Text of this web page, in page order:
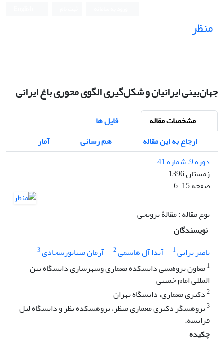
منظر
جهان‌بینی ایرانیان و شکل‌گیری الگوی محوری باغ ایرانی
مشخصات مقاله
فایل ها
ارجاع به این مقاله
هم رسانی
آمار
دوره 9، شماره 41
زمستان 1396
صفحه6-15
نوع مقاله : مقالۀ ترویجی
نویسندگان
ناصر براتی1 آیدا آل هاشمی2 آرمان میناتورسجادی3
1معاون پژوهشی دانشکده معماری وشهرسازی دانشگاه بین
المللی امام خمینی
2دکتری معماری، دانشگاه تهران
3پژوهشگر دکتری معماری منظر، پژوهشکده نظر و دانشگاه لیل
فرانسه.
چکیده